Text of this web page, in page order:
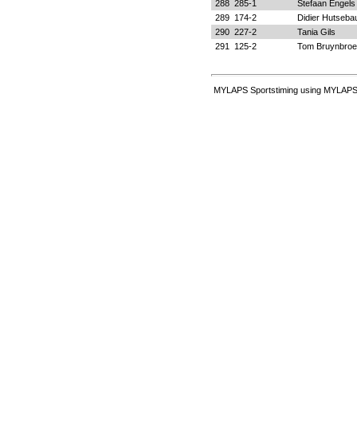
288 285-1
Stefaan
289 174-2
Didier
290 227-2
Tania Gils
291
125-2 Tom
MYLAPS Sportstiming using